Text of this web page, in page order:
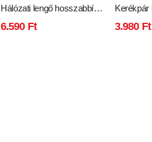
Hálózati lengő hosszabbító
6.590 Ft
Kerékpár
3.980 Ft